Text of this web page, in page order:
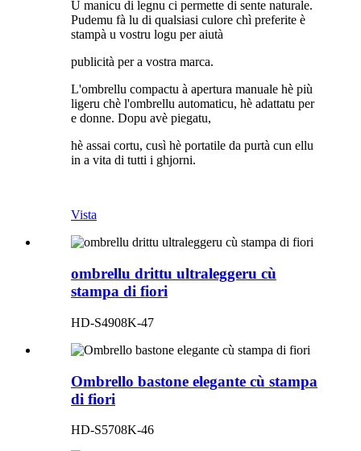
U manicu di legnu ci permette di sente naturale.
Pudemu fà lu di qualsiasi culore chì preferite è
stampà u vostru logu per aiutà
publicità per a vostra marca.
L'ombrellu compactu à apertura manuale hè più
ligeru chè l'ombrellu automaticu, hè adattatu per
e donne. Dopu avè piegatu,
hè assai cortu, cusì hè portatile da purtà cun ellu
in a vita di tutti i ghjorni.
Vista
ombrellu drittu ultraleggeru cù
stampa di fiori
HD-S4908K-47
Ombrello bastone elegante cù stampa
di fiori
HD-S5708K-46